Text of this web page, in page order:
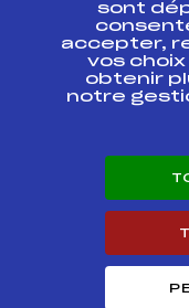
Antidopage
Pôle
Scientifique
Listes
Pôle vie de
Carrières
sont
accepter,
vos
obtenir
notre